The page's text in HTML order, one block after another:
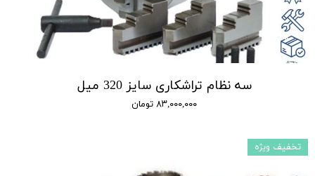
سه نظام تراشکاری سایز 320 میل
۸۳,۰۰۰,۰۰۰ تومان
تخفیف ویژه